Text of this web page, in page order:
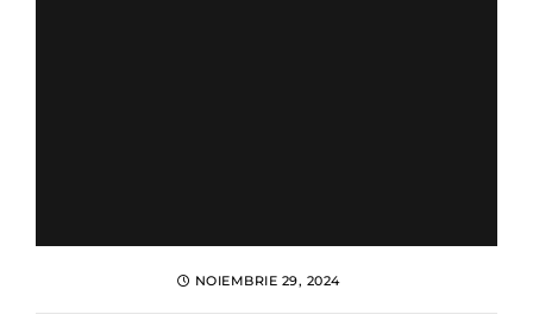
NOIEMBRIE 29, 2024